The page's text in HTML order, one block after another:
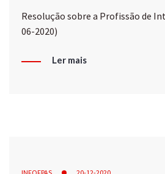
Resolução sobre a Profissão de
06-2020)
Ler mais